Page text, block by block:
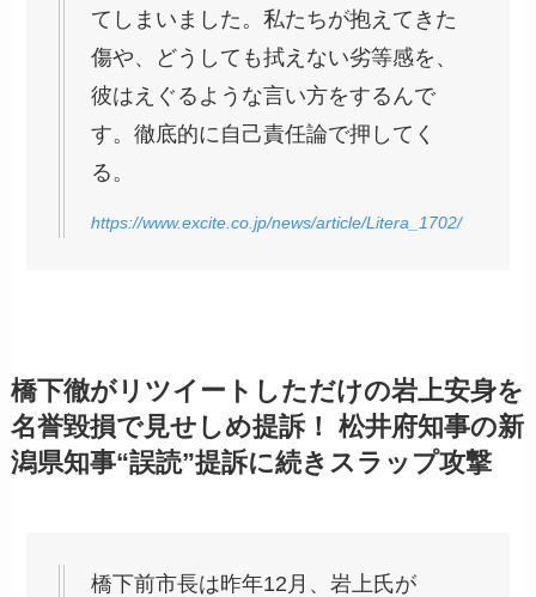
てしまいました。私たちが抱えてきた
傷や、どうしても拭えない劣等感を、
彼はえぐるような言い方をするんで
す。徹底的に自己責任論で押してく
る。
https://www.excite.co.jp/news/article/Litera_1702/
橋下徹がリツイートしただけの岩上安身を
名誉毀損で見せしめ提訴！ 松井府知事の新
潟県知事“誤読”提訴に続きスラップ攻撃
橋下前市長は昨年12月、岩上氏が